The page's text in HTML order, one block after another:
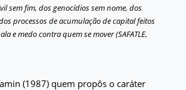
sem fim, dos genocídios sem nome, dos
processos de acumulação de capital feitos
e medo contra quem se mover (SAFATLE,
(1987) quem propôs o caráter